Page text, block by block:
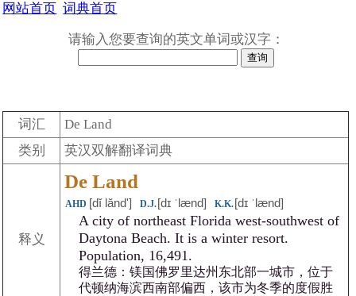
网站首页 词典首页
请输入您要查询的英文单词或汉字：
词汇
De Land
类别
英汉双解翻译词典
释义
De Land
AHD [dĭ lăndʹ] D.J.[dɪ ˈlænd] K.K.[dɪ ˈlænd]
A city of northeast Florida west-southwest of
Daytona Beach. It is a winter resort.
Population, 16,491.
得兰德：镁国佛罗里达州东北部一城市，位于
代顿纳海滨西南部偏西，该市为冬季的度假胜